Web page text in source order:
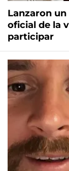
Lanzaron
oficial de la
participar